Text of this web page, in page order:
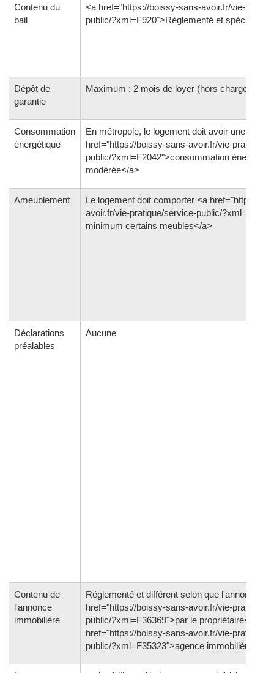
Contenu du
bail
<a href="https://boissy-sans-avoir.fr/vie-
public/?xml=F920">Réglementé et
Dépôt de
garantie
Maximum : 2 mois de loyer (hors charges)
Consommation
énergétique
En métropole, le logement doit avoir une <a
href="https://boissy-sans-avoir.fr/vie-pratique/
public/?xml=F2042">consommation
modérée</a>
Ameublement
Le logement doit comporter <a href="https://
avoir.fr/vie-pratique/service-public/
minimum certains meubles</a>
Déclarations
préalables
Aucune
Contenu de
l'annonce
immobilière
Réglementé et différent selon que l'annonce
href="https://boissy-sans-avoir.fr/vie-pratique/
public/?xml=F36369">par le propriétaire</a>
href="https://boissy-sans-avoir.fr/vie-pratique/
public/?xml=F35323">agence immobilière</a>